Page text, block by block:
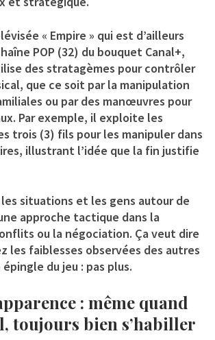
« Empire » qui est d’ailleurs
POP (32) du bouquet Canal+,
des stratagèmes pour contrôler
que ce soit par la manipulation
ou par des manœuvres pour
Par exemple, il exploite les
trois (3) fils pour les manipuler dans
illustrant l’idée que la fin justifie
situations et les gens autour de
approche tactique dans la
ou la négociation. Ça veut dire
les faiblesses observées des autres
du jeu : pas plus.
: même quand
toujours bien s’habiller